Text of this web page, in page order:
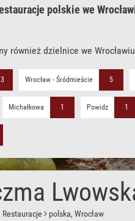
polskie we
również dzielnice we
Wrocław - Śródmieście 5
Michałkowa 1 Powidz 1
Restauracje polska, Wrocław